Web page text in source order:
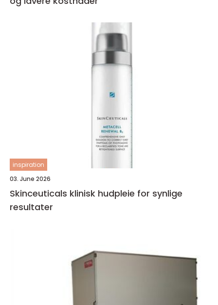
inspiration
03. June 2026
Skinceuticals klinisk hudpleie for synlige
resultater